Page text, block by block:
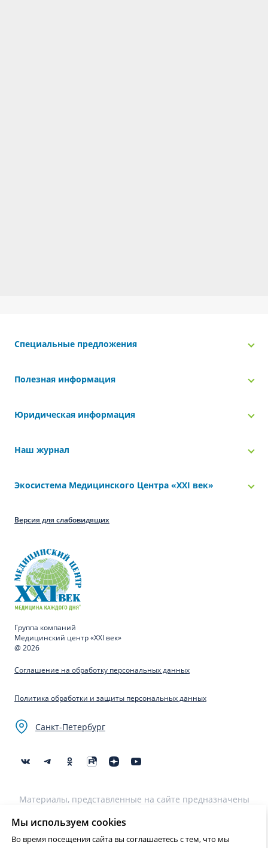
Специальные предложения
Полезная информация
Юридическая информация
Наш журнал
Экосистема Медицинского Центра «‎XXI век»
Версия для слабовидящих
Группа компаний
Медицинский центр «XXI век»
@ 2026
Соглашение на обработку персональных данных
Политика обработки и защиты персональных данных
Санкт-Петербург
Материалы, представленные на сайте предназначены
использованы для постановки диагноза, назначения
лечения и не являются медицинскими рекомендациями.
Необходима консультация специалиста.
Мы используем cookies
Во время посещения сайта вы соглашаетесь с тем, что мы